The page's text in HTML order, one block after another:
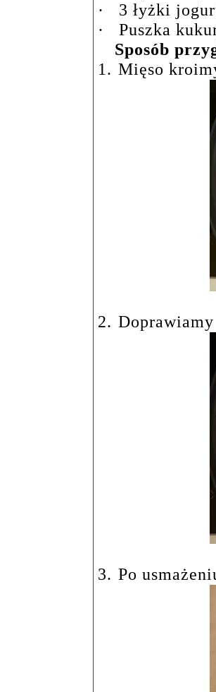
·
3 łyżki
·
Puszka
Sposób
1. Mięso
2. Doprawiamy
3. Po